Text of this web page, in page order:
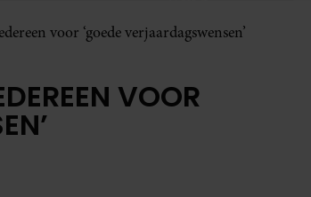
voor ‘goede verjaardagswensen’
VOOR